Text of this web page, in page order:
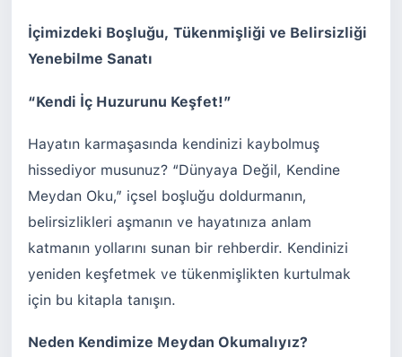
İçimizdeki Boşluğu, Tükenmişliği ve Belirsizliği
Yenebilme Sanatı
“Kendi İç Huzurunu Keşfet!”
Hayatın karmaşasında kendinizi kaybolmuş
hissediyor musunuz? “Dünyaya Değil, Kendine
Meydan Oku,” içsel boşluğu doldurmanın,
belirsizlikleri aşmanın ve hayatınıza anlam
katmanın yollarını sunan bir rehberdir. Kendinizi
yeniden keşfetmek ve tükenmişlikten kurtulmak
için bu kitapla tanışın.
Neden Kendimize Meydan Okumalıyız?